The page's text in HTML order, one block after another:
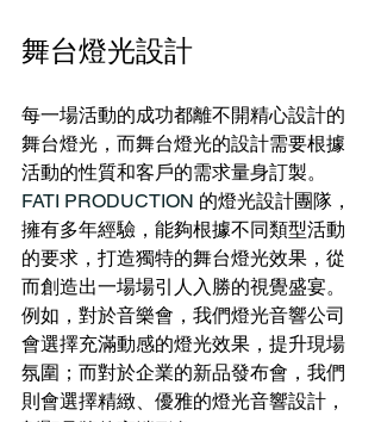
舞台燈光設計
每一場活動的成功都離不開精心設計的
舞台燈光，而舞台燈光的設計需要根據
活動的性質和客戶的需求量身訂製。
FATI PRODUCTION 的燈光設計團隊，
擁有多年經驗，能夠根據不同類型活動
的要求，打造獨特的舞台燈光效果，從
而創造出一場場引人入勝的視覺盛宴。
例如，對於音樂會，我們燈光音響公司
會選擇充滿動感的燈光效果，提升現場
氛圍；而對於企業的新品發布會，我們
則會選擇精緻、優雅的燈光音響設計，